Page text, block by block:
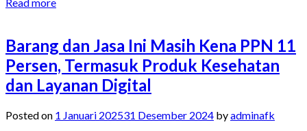
Barang dan Jasa Ini Masih Kena PPN 11
Persen, Termasuk Produk Kesehatan
dan Layanan Digital
Posted on 1 Januari 202531 Desember 2024 byadminafk